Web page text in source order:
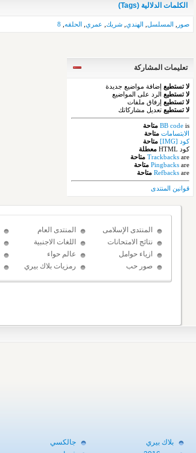
الكلمات الدلالية (Tags)
صور المسلسل الهندي شريك عمري الحلقه 8
تعليمات المشاركة
لا تستطيع إضافة مواضيع جديدة
لا تستطيع الرد على المواضيع
لا تستطيع إرفاق ملفات
لا تستطيع تعديل مشاركاتك
BB code is
متاحة
الابتسامات متاحة
كود [IMG]
متاحة
كود HTML
معطلة
Trackbacks are
متاحة
Pingbacks are
متاحة
Refbacks are متاحة
قوانين المنتدى
المنتدى الإسلامى المنتدى العام
نتائج الامتحانات
اللغات الاجنبية
ازياء حوامل
عالم حواء
صور حب
رمزيات بلاك بيري
بلاك بيري جالكسي